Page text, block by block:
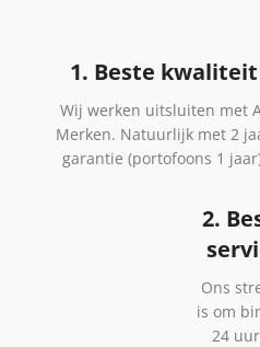
1. Beste kwaliteit
Wij werken uitsluiten met
Merken. Natuurlijk met 2
garantie (portofoons 1
2.
Ons
is om
24